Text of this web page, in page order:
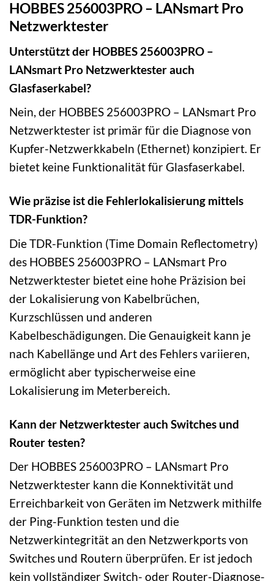
HOBBES 256003PRO – LANsmart Pro
Netzwerktester
Unterstützt der HOBBES 256003PRO –
LANsmart Pro Netzwerktester auch
Glasfaserkabel?
Nein, der HOBBES 256003PRO – LANsmart Pro
Netzwerktester ist primär für die Diagnose von
Kupfer-Netzwerkkabeln (Ethernet) konzipiert. Er
bietet keine Funktionalität für Glasfaserkabel.
Wie präzise ist die Fehlerlokalisierung mittels
TDR-Funktion?
Die TDR-Funktion (Time Domain Reflectometry)
des HOBBES 256003PRO – LANsmart Pro
Netzwerktester bietet eine hohe Präzision bei
der Lokalisierung von Kabelbrüchen,
Kurzschlüssen und anderen
Kabelbeschädigungen. Die Genauigkeit kann je
nach Kabellänge und Art des Fehlers variieren,
ermöglicht aber typischerweise eine
Lokalisierung im Meterbereich.
Kann der Netzwerktester auch Switches und
Router testen?
Der HOBBES 256003PRO – LANsmart Pro
Netzwerktester kann die Konnektivität und
Erreichbarkeit von Geräten im Netzwerk mithilfe
der Ping-Funktion testen und die
Netzwerkintegrität an den Netzwerkports von
Switches und Routern überprüfen. Er ist jedoch
kein vollständiger Switch- oder Router-Diagnose-